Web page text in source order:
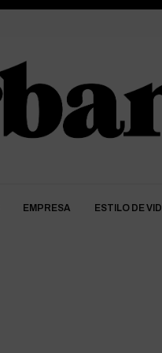
EMPRESA ESTILO DE